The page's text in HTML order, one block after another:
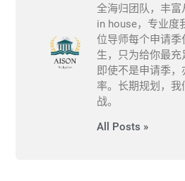
全海归团队，丰
in house，专业度
位导师每个申请季
生，只为给你最充
即使不是申请季
率。长期规划，
战。
All Posts »